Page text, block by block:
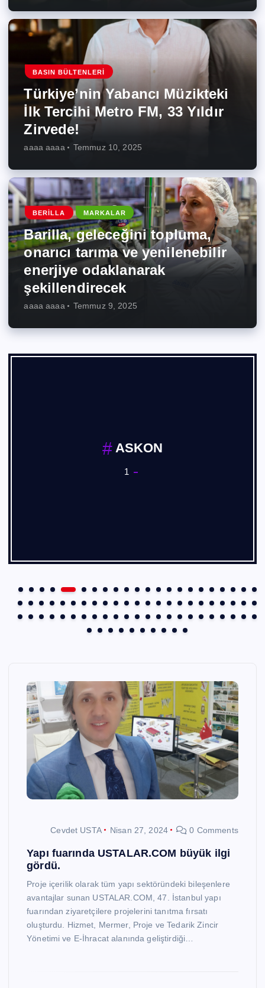
BASIN BÜLTENLERI
Türkiye’nin Yabancı Müzikteki
İlk Tercihi Metro FM, 33 Yıldır
Zirvede!
aaaa aaaa Temmuz 10, 2025
BERILLA MARKALAR
Barilla, geleceğini topluma,
onarıcı tarıma ve yenilenebilir
enerjiye odaklanarak
şekillendirecek
aaaa aaaa Temmuz 9, 2025
ASKON
1
Cevdet USTA Nisan 27, 2024 0 Comments
Yapı fuarında USTALAR.COM büyük ilgi
gördü.
Proje içerilik olarak tüm yapı sektöründeki bileşenlere
avantajlar sunan USTALAR.COM, 47. İstanbul yapı
fuarından ziyaretçilere projelerini tanıtma fırsatı
oluşturdu. Hizmet, Mermer, Proje ve Tedarik Zincir
Yönetimi ve E-İhracat alanında geliştirdiği…